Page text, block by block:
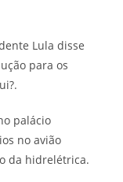
Lula disse
para os
palácio
no avião
da hidrelétrica.